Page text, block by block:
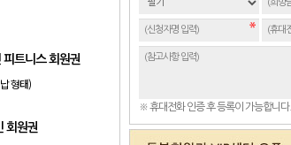
트니스 회원권
형태)
회원권
대구 일반 정회원
도고 일반
동래베네스트
※ 휴대전화 인증 후 등록이 가능합니다.